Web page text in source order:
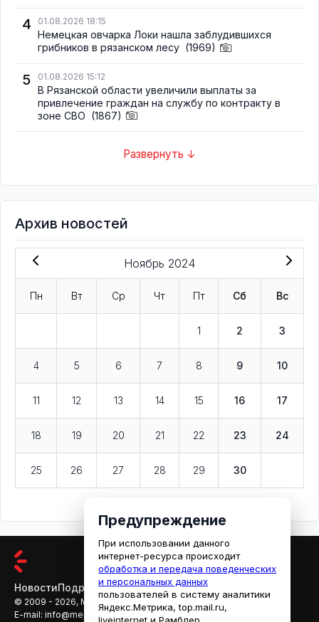
4 01.08.2026 18:15
Немецкая овчарка Локи нашла заблудившихся
грибников в рязанском лесу (1969)
5 01.08.2026 15:12
В Рязанской области увеличили выплаты за
привлечение граждан на службу по контракту в
зоне СВО (1867)
Развернуть ↓
Архив новостей
Ноябрь 2024
Пн Вт Ср Чт Пт Сб Вс
1 2 3
4 5 6 7 8 9 10
11 12 13 14 15 16 17
18 19 20 21 22 23 24
25 26 27 28 29 30
НовостиПодробностиАфишаКино
© 2009 - 2026, МЕДИАРЯЗАНЬ
E-mail: info@mediaryazan.ru,reklama@mediaryazan.ru
Предупреждение
При использовании данного
интернет-ресурса происходит
обработка и передача поведенческих
и персональных данных
пользователей в систему аналитики
Яндекс.Метрика, top.mail.ru,